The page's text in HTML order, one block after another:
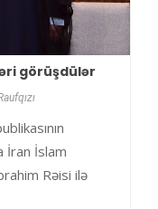
görüşdülər
İran İslam
Rəisi ilə